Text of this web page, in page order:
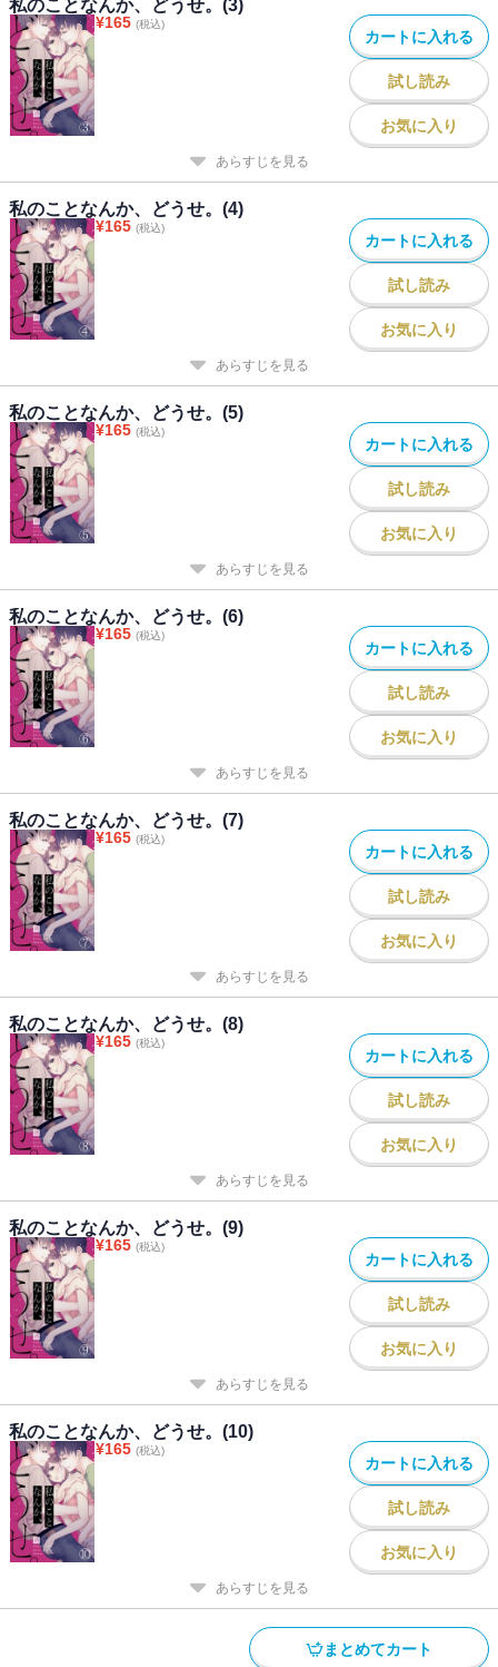
私のことなんか、どうせ。(3)
¥165 (税込)
カートに入れる
試し読み
お気に入り
あらすじを見る
私のことなんか、どうせ。(4)
¥165 (税込)
カートに入れる
試し読み
お気に入り
あらすじを見る
私のことなんか、どうせ。(5)
¥165 (税込)
カートに入れる
試し読み
お気に入り
あらすじを見る
私のことなんか、どうせ。(6)
¥165 (税込)
カートに入れる
試し読み
お気に入り
あらすじを見る
私のことなんか、どうせ。(7)
¥165 (税込)
カートに入れる
試し読み
お気に入り
あらすじを見る
私のことなんか、どうせ。(8)
¥165 (税込)
カートに入れる
試し読み
お気に入り
あらすじを見る
私のことなんか、どうせ。(9)
¥165 (税込)
カートに入れる
試し読み
お気に入り
あらすじを見る
私のことなんか、どうせ。(10)
¥165 (税込)
カートに入れる
試し読み
お気に入り
あらすじを見る
まとめてカート